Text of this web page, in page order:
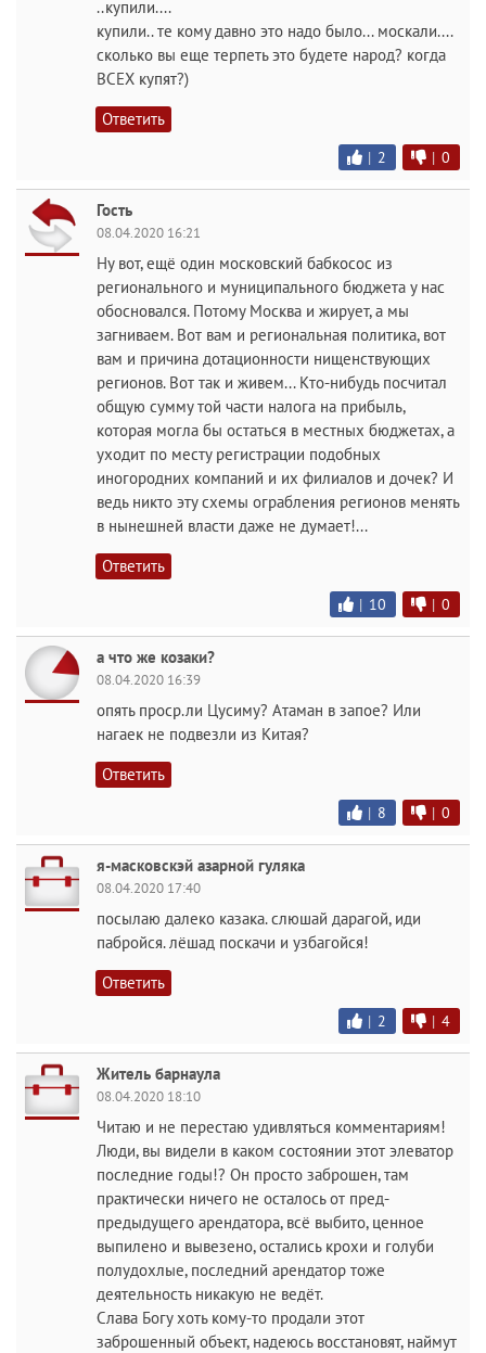
..купили....
купили.. те кому давно это надо было... москали....
сколько вы еще терпеть это будете народ? когда
ВСЕХ купят?)
Ответить
| 2 | 0
Гость
08.04.2020 16:21
Ну вот, ещё один московский бабкосос из
регионального и муниципального бюджета у нас
обосновался. Потому Москва и жирует, а мы
загниваем. Вот вам и региональная политика, вот
вам и причина дотационности нищенствующих
регионов. Вот так и живем... Кто-нибудь посчитал
общую сумму той части налога на прибыль,
которая могла бы остаться в местных бюджетах, а
уходит по месту регистрации подобных
иногородних компаний и их филиалов и дочек? И
ведь никто эту схемы ограбления регионов менять
в нынешней власти даже не думает!...
Ответить
| 10 | 0
а что же козаки?
08.04.2020 16:39
опять проср.ли Цусиму? Атаман в запое? Или
нагаек не подвезли из Китая?
Ответить
| 8 | 0
я-масковскэй азарной гуляка
08.04.2020 17:40
посылаю далеко казака. слюшай дарагой, иди
пабройся. лёшад поскачи и узбагойся!
Ответить
| 2 | 4
Житель барнаула
08.04.2020 18:10
Читаю и не перестаю удивляться комментариям!
Люди, вы видели в каком состоянии этот элеватор
последние годы!? Он просто заброшен, там
практически ничего не осталось от пред-
предыдущего арендатора, всё выбито, ценное
выпилено и вывезено, остались крохи и голуби
полудохлые, последний арендатор тоже
деятельность никакую не ведёт.
Слава Богу хоть кому-то продали этот
заброшенный объект, надеюсь восстановят, наймут